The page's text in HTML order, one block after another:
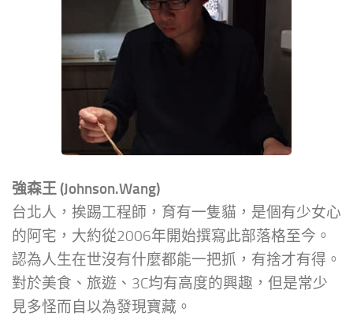
強森王 (Johnson.Wang)
台北人，挨踢工程師，育有一隻貓，是個有少女心
的阿宅，大約從2006年開始撰寫此部落格至今。
認為人生在世沒有什麼都能一把抓，有捨才有得。
對於美食、旅遊、3C均有高度的興趣，但是常少
見多怪而自以為發現寶藏。